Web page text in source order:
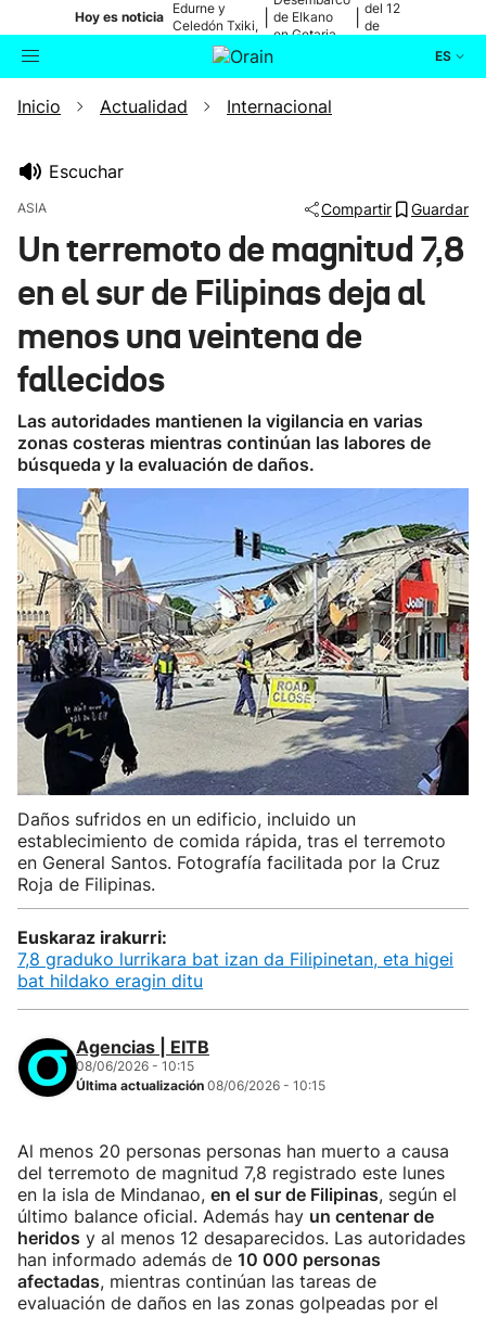
Hoy es noticia
Edurne y
Celedón Txiki,
en directo
de Elkano
en Getaria
del 12
de
ES
Buscador Actualidad
Ikusmiran
Eguraldia
Inicio Actualidad Internacional
Escuchar
ASIA Compartir Guardar
Un terremoto de magnitud 7,8
en el sur de Filipinas deja al
menos una veintena de
fallecidos
Las autoridades mantienen la vigilancia en varias
zonas costeras mientras continúan las labores de
búsqueda y la evaluación de daños.
Daños sufridos en un edificio, incluido un
establecimiento de comida rápida, tras el terremoto
en General Santos. Fotografía facilitada por la Cruz
Roja de Filipinas.
Euskaraz irakurri:
7,8 graduko lurrikara bat izan da Filipinetan, eta higei
bat hildako eragin ditu
Agencias | EITB
08/06/2026 - 10:15
Última actualización 08/06/2026 - 10:15
Al menos 20 personas personas han muerto a causa
del terremoto de magnitud 7,8 registrado este lunes
en la isla de Mindanao, en el sur de Filipinas, según el
último balance oficial. Además hay un centenar de
heridos y al menos 12 desaparecidos. Las autoridades
han informado además de 10 000 personas
afectadas, mientras continúan las tareas de
evaluación de daños en las zonas golpeadas por el